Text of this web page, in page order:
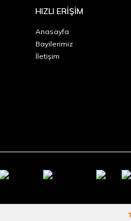
HIZLI ERİŞİM
Anasayfa
Bayilerimiz
İletişim